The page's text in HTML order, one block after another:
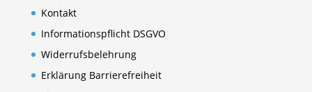
Kontakt
Informationspflicht DSGVO
Widerrufsbelehrung
Erklärung Barrierefreiheit